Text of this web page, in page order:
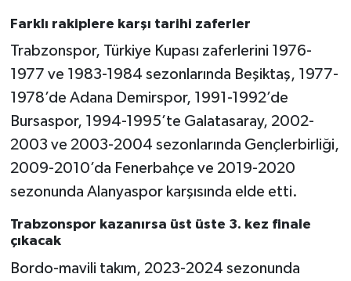
Farklı rakiplere karşı tarihi zaferler
Trabzonspor, Türkiye Kupası zaferlerini 1976-
1977 ve 1983-1984 sezonlarında Beşiktaş, 1977-
1978’de Adana Demirspor, 1991-1992’de
Bursaspor, 1994-1995’te Galatasaray, 2002-
2003 ve 2003-2004 sezonlarında Gençlerbirliği,
2009-2010’da Fenerbahçe ve 2019-2020
sezonunda Alanyaspor karşısında elde etti.
Trabzonspor kazanırsa üst üste 3. kez finale
çıkacak
Bordo-mavili takım, 2023-2024 sezonunda